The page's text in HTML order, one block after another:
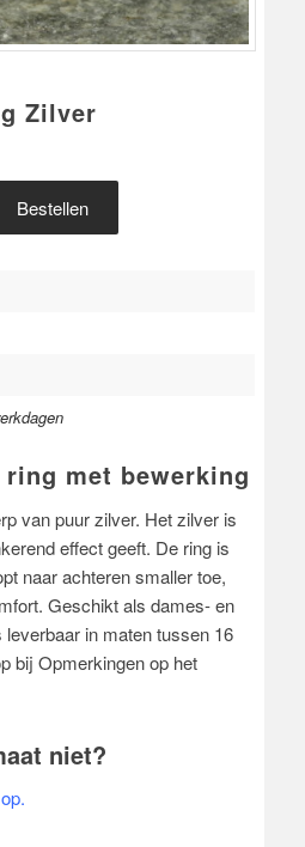
Zilver
Bestellen
met bewerking
van puur zilver. Het zilver is
effect geeft. De ring is
naar achteren smaller toe,
Geschikt als dames- en
in maten tussen 16
bij Opmerkingen op het
niet?